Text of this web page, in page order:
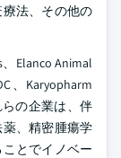
法、その他の
Elanco Animal
、Karyopharm
らの企業は、伴
、精密腫瘍学
とでイノベー